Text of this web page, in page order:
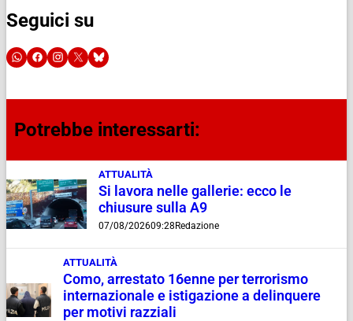
Seguici su
Potrebbe interessarti:
ATTUALITÀ
Si lavora nelle gallerie: ecco le
chiusure sulla A9
07/08/202609:28Redazione
ATTUALITÀ
Como, arrestato 16enne per terrorismo
internazionale e istigazione a delinquere
per motivi razziali